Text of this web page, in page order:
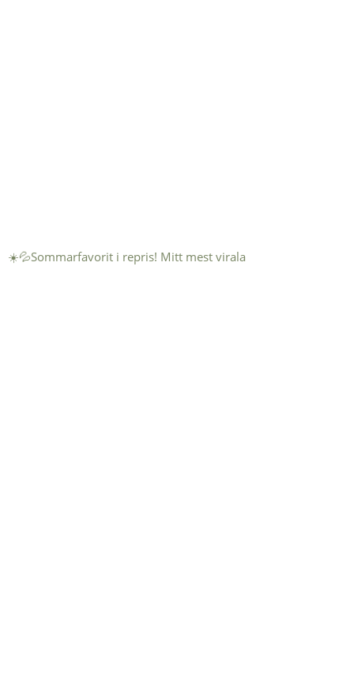
☀️💦Sommarfavorit i repris! Mitt mest virala